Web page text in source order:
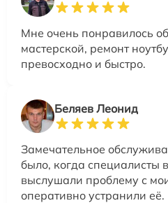
Мне очень понравилось
мастерской, ремонт
превосходно и быстро.
Беляев Леонид
Замечательное
было, когда специалисты
выслушали проблему с
оперативно устранили её.